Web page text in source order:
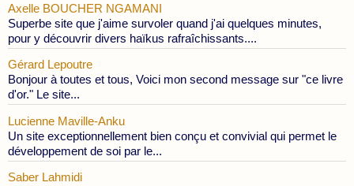
Axelle BOUCHER NGAMANI
Superbe site que j'aime survoler quand j'ai quelques minutes,
pour y découvrir divers haïkus rafraîchissants....
Gérard Lepoutre
Bonjour à toutes et tous, Voici mon second message sur "ce livre
d'or." Le site...
Lucienne Maville-Anku
Un site exceptionnellement bien conçu et convivial qui permet le
développement de soi par le...
Saber Lahmidi